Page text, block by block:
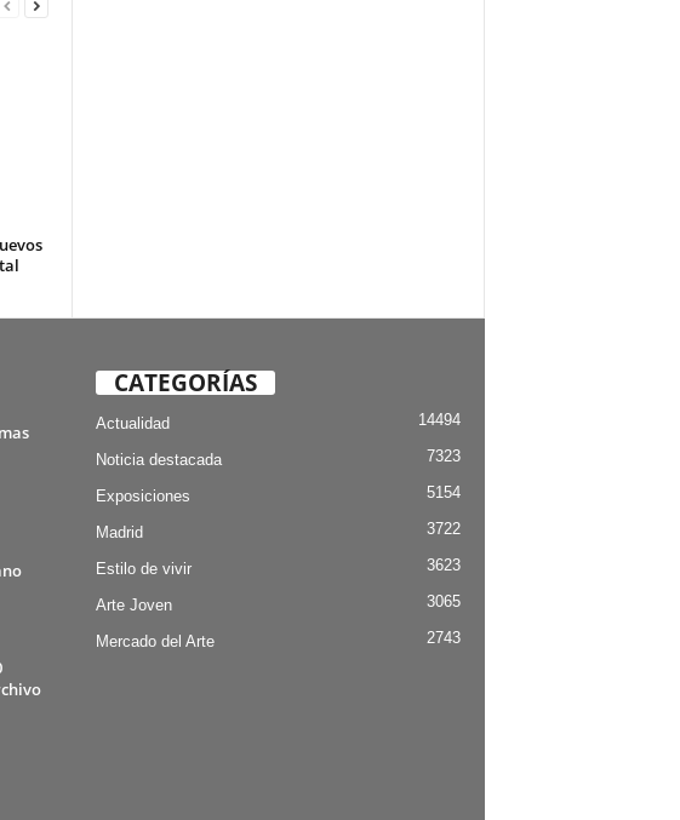
CATEGORÍAS
Actualidad 14494
Noticia destacada 7323
Exposiciones 5154
Madrid 3722
Estilo de vivir 3623
Arte Joven 3065
Mercado del Arte 2743